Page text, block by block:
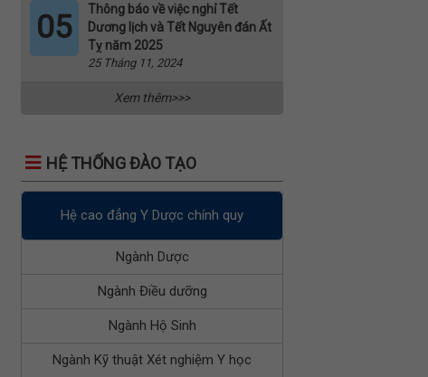
05
Thông báo về việc nghỉ Tết
Dương lịch và Tết Nguyên đán Ất
Tỵ năm 2025
25 Tháng 11, 2024
Xem thêm>>>
HỆ THỐNG ĐÀO TẠO
Hệ cao đẳng Y Dược chính quy
Ngành Dược
Ngành Điều dưỡng
Ngành Hộ Sinh
Ngành Kỹ thuật Xét nghiệm Y học